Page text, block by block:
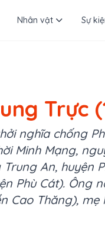
Nhân vật Sự
Trực
nghĩa chống
Minh Mạng,
An, huyện
Phù Cát). Ông
Cao Thăng), mẹ